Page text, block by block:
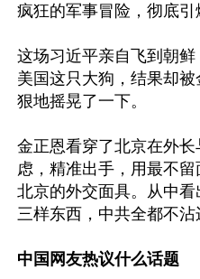
疯狂的军事冒险，彻底引
这场习近平亲自飞到朝鲜
美国这只大狗，结果却被
狠地摇晃了一下。
金正恩看穿了北京在外
虑，精准出手，用最不
北京的外交面具。从中看
三样东西，中共全都不沾
中国网友热议什么话题